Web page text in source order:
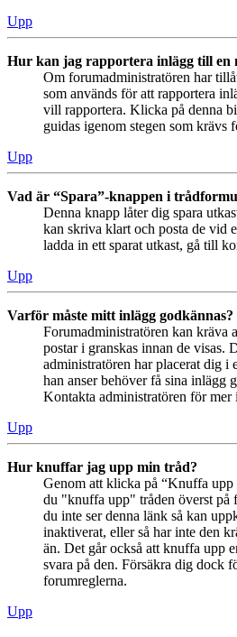
Upp
Hur kan jag rapportera inlägg till en
Om forumadministratören har
som används för att rapportera
vill rapportera. Klicka på denna
guidas igenom stegen som krävs
Upp
Vad är “Spara”-knappen i
Denna knapp låter dig spara
kan skriva klart och posta de vid
ladda in ett sparat utkast, gå till
Upp
Varför måste mitt inlägg godkännas?
Forumadministratören kan kräva
postar i granskas innan de visas.
administratören har placerat dig i
han anser behöver få sina inlägg
Kontakta administratören för mer
Upp
Hur knuffar jag upp min tråd?
Genom att klicka på “Knuffa upp
du "knuffa upp" tråden överst på
du inte ser denna länk så kan
inaktiverat, eller så har inte den
än. Det går också att knuffa upp
svara på den. Försäkra dig dock
forumreglerna.
Upp